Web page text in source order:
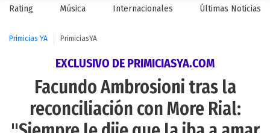
Rating Música Internacionales Últimas Noticias
Primicias YA PrimiciasYA
EXCLUSIVO DE PRIMICIASYA.COM
Facundo Ambrosioni tras la
reconciliación con More Rial: